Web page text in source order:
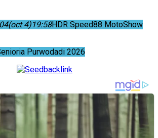
(oct 4)19:58HDR Speed88 MotoShow
Purwodadi 2026